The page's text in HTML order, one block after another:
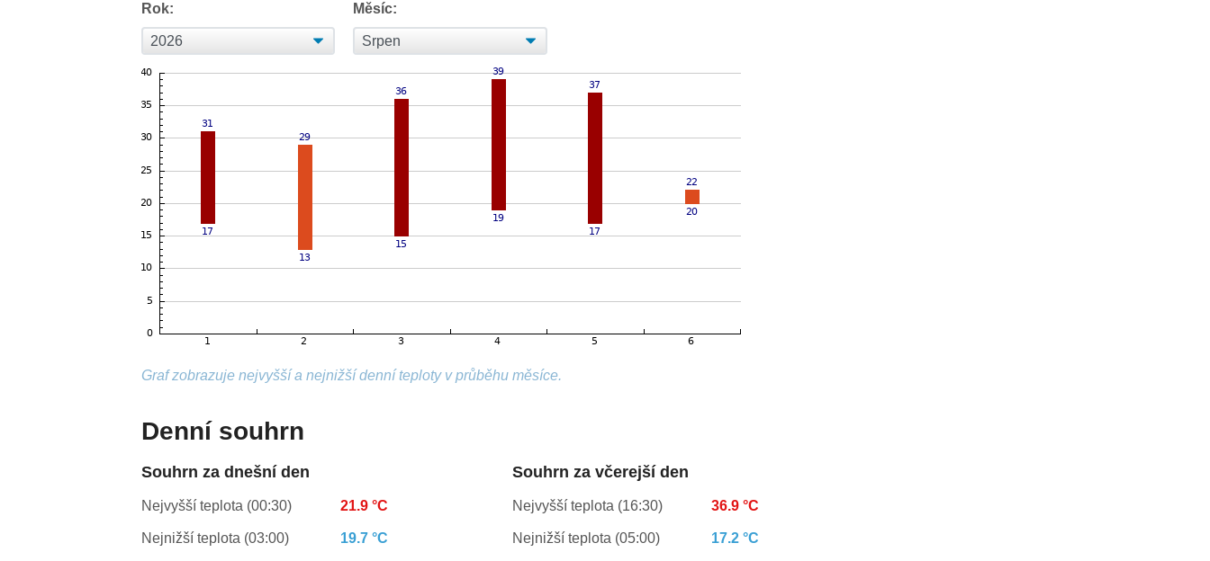
Rok: Měsíc:
Graf zobrazuje nejvyšší a nejnižší denní teploty v průběhu měsíce.
Denní souhrn
Souhrn za dnešní den
Nejvyšší teplota (00:30) 21.9 °C
Nejnižší teplota (03:00) 19.7 °C
Souhrn za včerejší den
Nejvyšší teplota (16:30) 36.9 °C
Nejnižší teplota (05:00) 17.2 °C